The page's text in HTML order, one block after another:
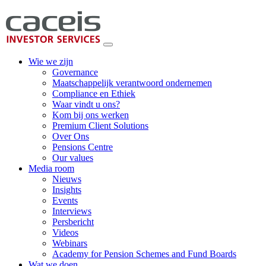
Wie we zijn
Governance
Maatschappelijk verantwoord ondernemen
Compliance en Ethiek
Waar vindt u ons?
Kom bij ons werken
Premium Client Solutions
Over Ons
Pensions Centre
Our values
Media room
Nieuws
Insights
Events
Interviews
Persbericht
Videos
Webinars
Academy for Pension Schemes and Fund Boards